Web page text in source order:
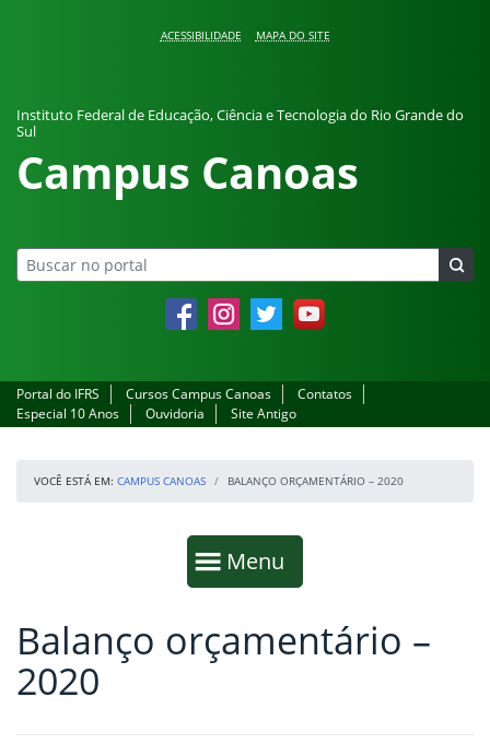
ACESSIBILIDADE MAPA DO SITE
Instituto Federal de Educação, Ciência e Tecnologia do Rio Grande do
Sul
Campus Canoas
FacebookInstagramTwitter YouTube
Portal do IFRS Cursos Campus Canoas
Contatos
Especial 10 Anos
Ouvidoria Site Antigo
VOCÊ ESTÁ EM: CAMPUS CANOAS BALANÇO ORÇAMENTÁRIO – 2020
Mostrar
Menu
Fim da navegação
Início do conteúdo
Balanço orçamentário –
2020